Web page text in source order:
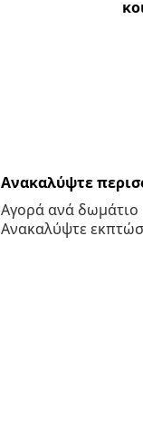
Ανακαλύψτε
Αγορά ανά δωμάτιο
Ανακαλύψτε